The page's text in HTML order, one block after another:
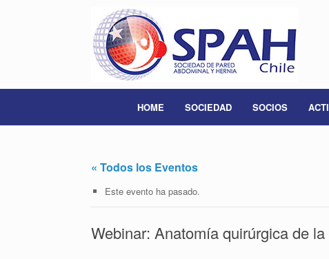
HOME SOCIEDAD SOCIOS
« Todos los Eventos
Este evento ha pasado.
Webinar: Anatomía quirúrgica de